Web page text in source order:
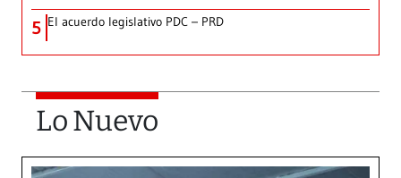
5 El acuerdo legislativo PDC – PRD
Lo Nuevo